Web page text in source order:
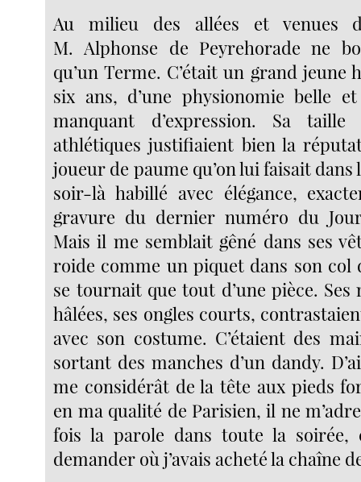
Au milieu des allées et venues
M. Alphonse de Peyrehorade ne
qu’un Terme. C’était un grand jeune
six ans, d’une physionomie belle
manquant d’expression. Sa
athlétiques justifiaient bien la
joueur de paume qu’on lui faisait dans
soir-là habillé avec élégance,
gravure du dernier numéro du
Mais il me semblait gêné dans ses
roide comme un piquet dans son col
se tournait que tout d’une pièce. Ses
hâlées, ses ongles courts,
avec son costume. C’étaient des
sortant des manches d’un dandy.
me considérât de la tête aux pieds
en ma qualité de Parisien, il ne
fois la parole dans toute la
demander où j’avais acheté la chaîne